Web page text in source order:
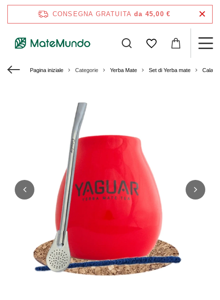
CONSEGNA GRATUITA da 45,00 €
Pagina iniziale Categorie Yerba Mate Set di Yerba mate